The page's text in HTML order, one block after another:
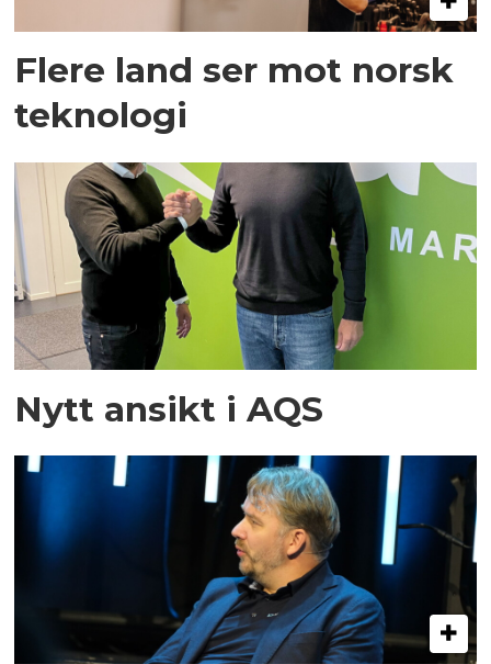
Flere land ser mot norsk
teknologi
Nytt ansikt i AQS